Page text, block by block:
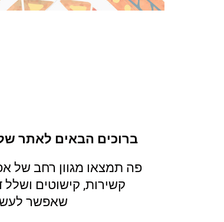
ברוכים הבאים לאתר
פה תמצאו מגוון רחב של
קשירות, קישוטים ושלל
שאפשר